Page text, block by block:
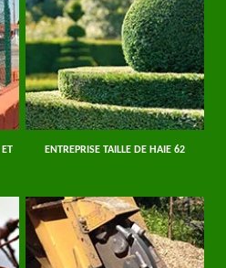
ENTREPRISE TAILLE DE HAIE 62